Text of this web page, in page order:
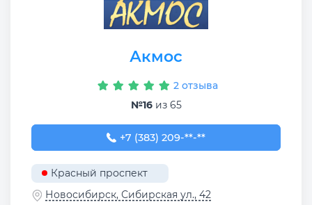
Акмос
2 отзыва
№16из 65
+7 (383) 209-25-85
+7 (383) 209-**-**
Красный проспект
Новосибирск, Сибирская ул., 42